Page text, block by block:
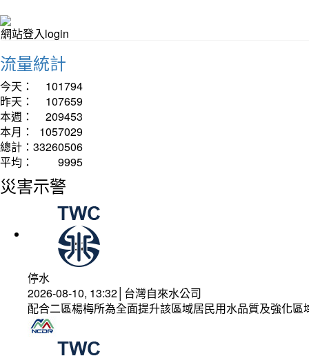
網站登入login
流量統計
今天：
101794
昨天：
107659
本週：
209453
本月：
1057029
總計： 33260506
平均：
9995
災害示警
停水
2026-08-10, 13:32│台灣自來水公司
配合二區楊梅所為全面提升該區域居民用水品質及強化